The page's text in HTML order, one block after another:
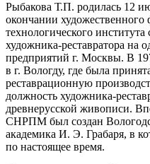
Рыбакова Т.П. родилась 12
окончании художественного
технологического института
художника-реставратора на
предприятий г. Москвы. В
в г. Вологду, где была
реставрационную
должность художника-
древнерусской живописи.
СНРПМ был создан
академика И. Э. Грабаря, в
по настоящее время.